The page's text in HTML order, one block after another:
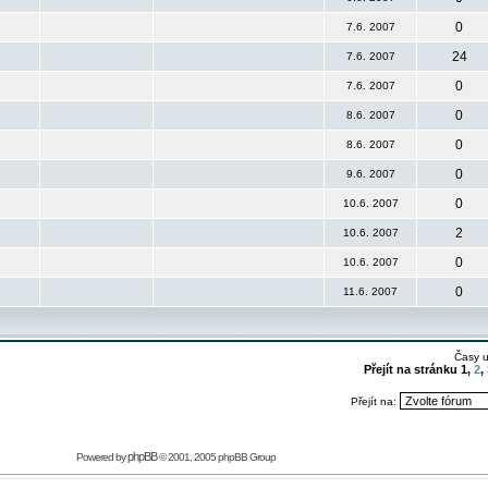
7.6. 2007 0
7.6. 2007 24
7.6. 2007 0
8.6. 2007 0
8.6. 2007 0
9.6. 2007 0
10.6. 2007 0
10.6. 2007 2
10.6. 2007 0
11.6. 2007 0
Časy
Přejít na stránku 1, 2,
Přejít na:
Powered byphpBB© 2001, 2005 phpBB Group